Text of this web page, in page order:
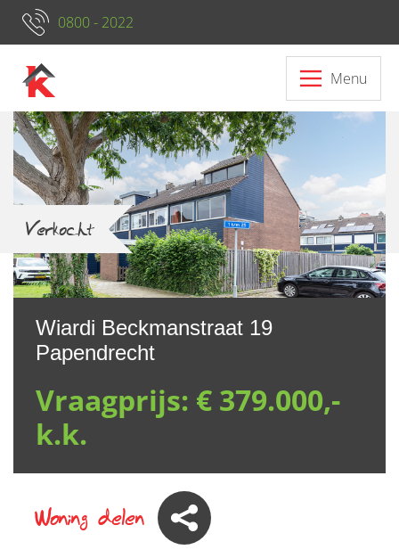
0800 - 2022
Menu
Verkocht
Wiardi Beckmanstraat 19
Papendrecht
Vraagprijs: € 379.000,-
k.k.
Woning delen
Neem contact op met ons